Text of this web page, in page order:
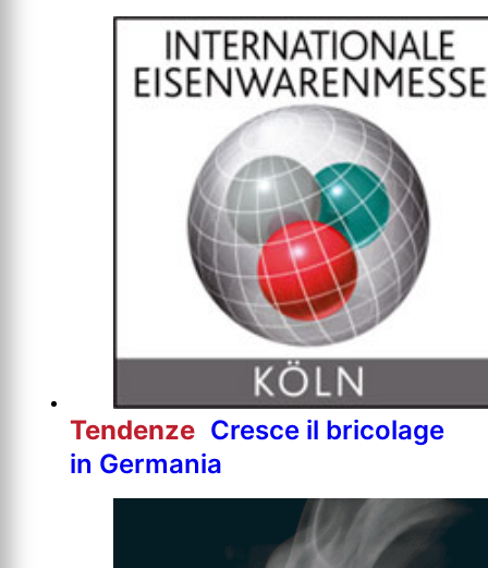
Tendenze Cresce il bricolage
in Germania